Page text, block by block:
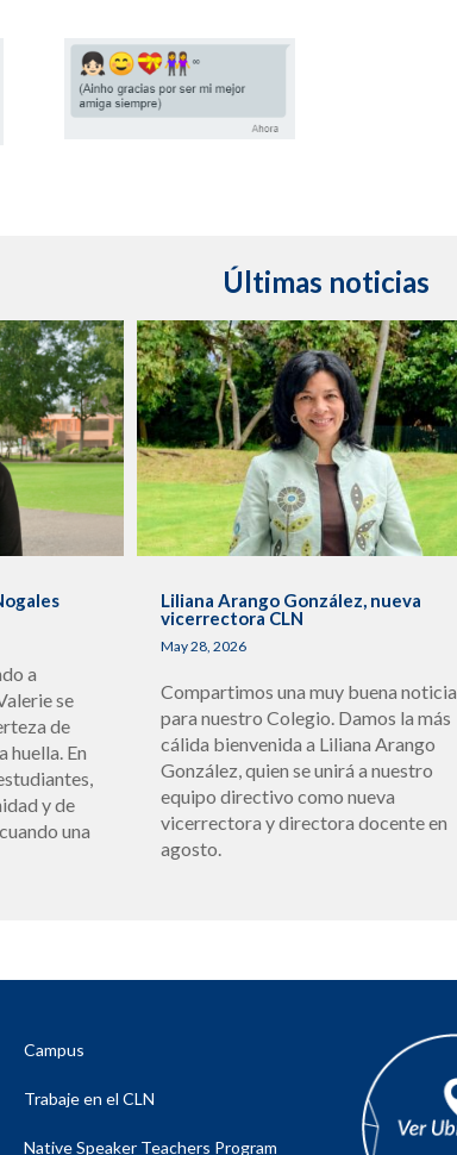
Últimas noticias
a
se
de
huella. En
y de
una
Liliana Arango González, nueva
vicerrectora CLN
May 28, 2026
Compartimos una muy buena noticia
para nuestro Colegio. Damos la más
cálida bienvenida a Liliana Arango
González, quien se unirá a nuestro
equipo directivo como nueva
vicerrectora y directora docente en
agosto.
Campus
Trabaje en el CLN
Native Speaker Teachers Program